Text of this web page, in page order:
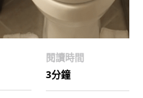
閱讀時間
3分鐘